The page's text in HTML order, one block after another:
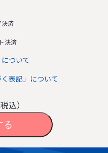
決済
決済
について
く表記」について
税込）